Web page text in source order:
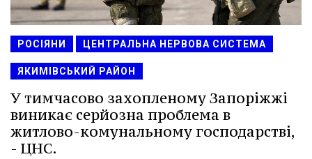
РОСІЯНИ ЦЕНТРАЛЬНА НЕРВОВА СИСТЕМА
ЯКИМІВСЬКИЙ РАЙОН
У тимчасово захопленому Запоріжжі
виникає серйозна проблема в
житлово-комунальному господарстві,
- ЦНС.